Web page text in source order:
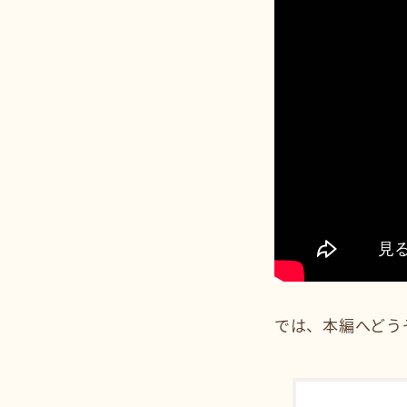
では、本編へどう